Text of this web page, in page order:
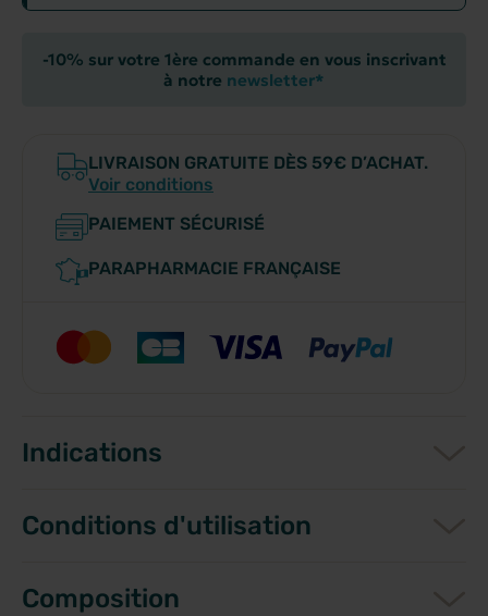
-10% sur votre 1ère commande en vous inscrivant
à notre newsletter*
LIVRAISON GRATUITE DÈS 59€ D’ACHAT.
Voir conditions
PAIEMENT SÉCURISÉ
PARAPHARMACIE FRANÇAISE
Indications
Conditions d'utilisation
Composition